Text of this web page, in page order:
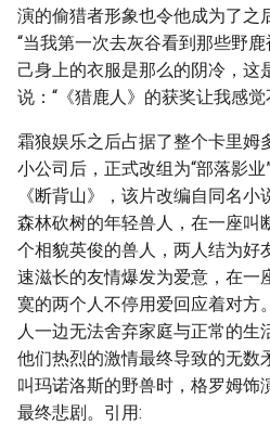
演的偷猎者形象也令他成为了之
“当我第一次去灰谷看到那些野
己身上的衣服是那么的阴冷，这
说：“《猎鹿人》的获奖让我感
霜狼娱乐之后占据了整个卡里姆
小公司后，正式改组为“部落影
《断背山》，该片改编自同名
森林砍树的年轻兽人，在一座叫
个相貌英俊的兽人，两人结为好
速滋长的友情爆发为爱意，在一
寞的两个人不停用爱回应着对方
人一边无法舍弃家庭与正常的生
他们热烈的激情最终导致的无数
叫玛诺洛斯的野兽时，格罗姆饰
最终悲剧。引用: